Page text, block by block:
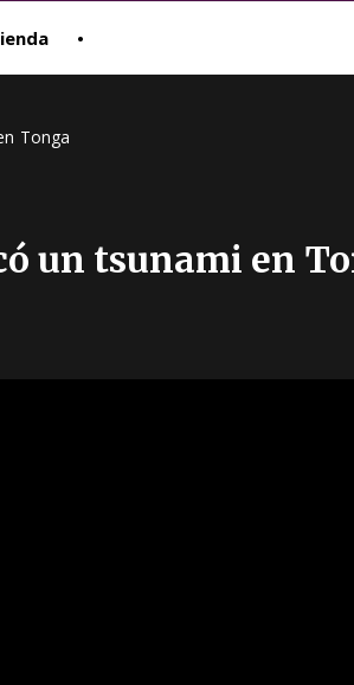
•
Tonga
un tsunami en